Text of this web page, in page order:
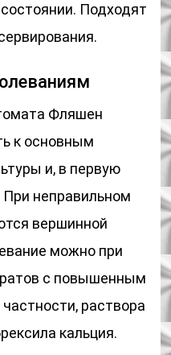
Подходят
Фляшен
к основным
и, в первую
При неправильном
вершинной
можно при
с повышенным
раствора
кальция.